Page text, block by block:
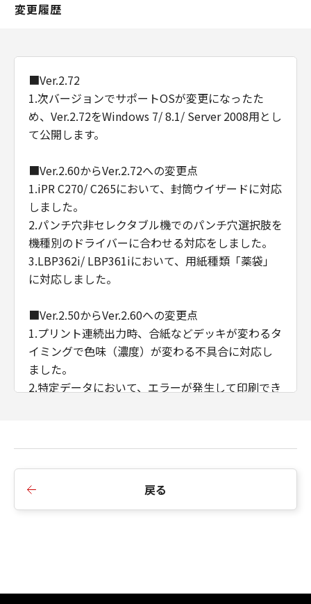
変更履歴
■Ver.2.72
1.次バージョンでサポートOSが変更になったた
め、Ver.2.72をWindows 7/ 8.1/ Server 2008用とし
て公開します。
■Ver.2.60からVer.2.72への変更点
1.iPR C270/ C265において、封筒ウイザードに対応
しました。
2.パンチ穴非セレクタブル機でのパンチ穴選択肢を
機種別のドライバーに合わせる対応をしました。
3.LBP362i/ LBP361iにおいて、用紙種類「薬袋」
に対応しました。
■Ver.2.50からVer.2.60への変更点
1.プリント連続出力時、合紙などデッキが変わるタ
イミングで色味（濃度）が変わる不具合に対応し
ました。
2.特定データにおいて、エラーが発生して印刷でき
5.AMSのWSD/IPP接続時のIPアドレス/ホスト名の
取得に対応しました。
戻る